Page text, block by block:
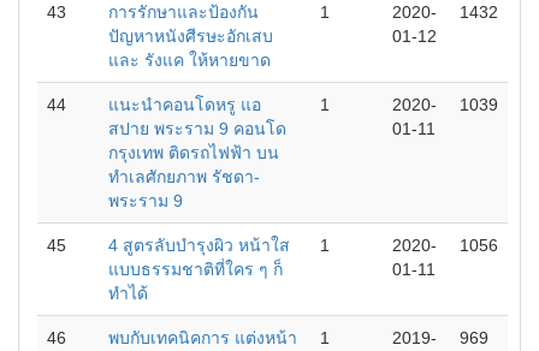
43
การรักษาและป้องกัน
ปัญหาหนังศีรษะอักเสบ
และ รังแค ให้หายขาด
1
2020-
01-12
1432
44
แนะนำคอนโดหรู แอ
สปาย พระราม 9 คอนโด
กรุงเทพ ติดรถไฟฟ้า บน
ทำเลศักยภาพ รัชดา-
พระราม 9
1
2020-
01-11
1039
45
4 สูตรลับบำรุงผิว หน้าใส
แบบธรรมชาติที่ใคร ๆ ก็
ทำได้
1
2020-
01-11
1056
46
พบกับเทคนิคการ แต่งหน้า
1
2019-
969